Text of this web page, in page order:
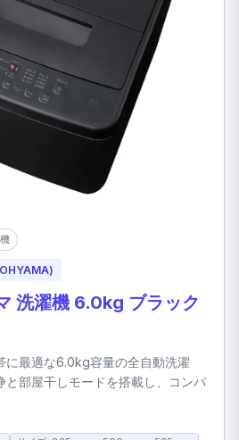
洗濯機 6.0kg ブラック
に最適な6.0kg容量の全自動洗濯
と部屋干しモードを搭載し、コンパ